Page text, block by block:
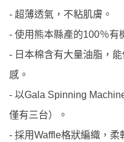
- 超薄透氣，不粘肌膚。
- 使用熊本縣產的100％有
- 日本棉含有大量油脂，
感。
- 以Gala Spinning
僅有三台）。
- 採用Waffle格狀編織，柔